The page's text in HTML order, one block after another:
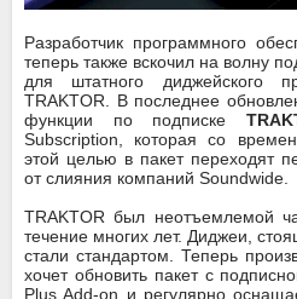
Разработчик программного
теперь также вскочил на волну
для штатного диджейского
TRAKTOR. В последнее
функции по подписке
Subscription, которая со
этой целью в пакет переходят
от слияния компаний Soundwide.
TRAKTOR был неотъемлемой
течение многих лет. Диджеи,
стали стандартом. Теперь
хочет обновить пакет с
Plus Add-on и регулярно